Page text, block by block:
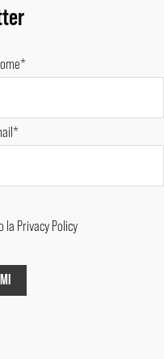
Privacy Policy